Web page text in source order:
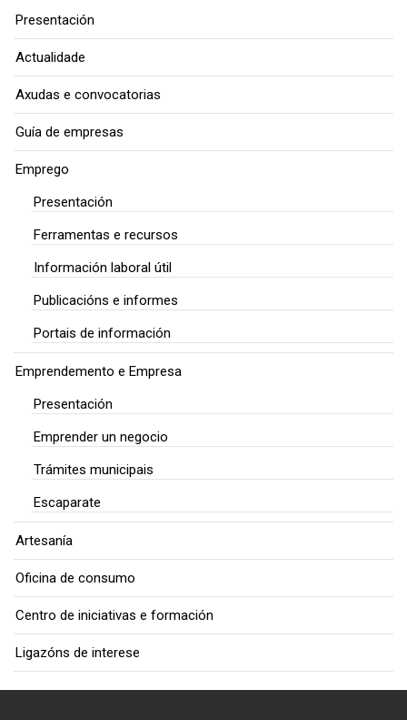
Presentación
Actualidade
Axudas e convocatorias
Guía de empresas
Emprego
Presentación
Ferramentas e recursos
Información laboral útil
Publicacións e informes
Portais de información
Emprendemento e Empresa
Presentación
Emprender un negocio
Trámites municipais
Escaparate
Artesanía
Oficina de consumo
Centro de iniciativas e formación
Ligazóns de interese